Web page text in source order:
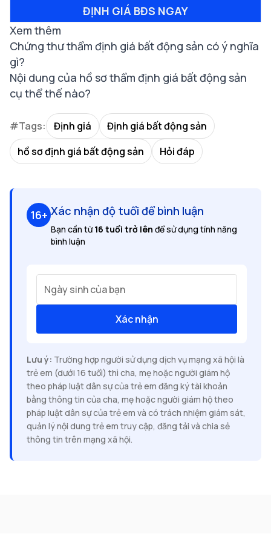
ĐỊNH GIÁ BĐS NGAY
Xem thêm
Chứng thư thẩm định giá bất động sản có ý nghĩa
gì?
Nội dung của hồ sơ thẩm định giá bất động sản
cụ thể thế nào?
#Tags: Định giá
Định giá bất động sản
hồ sơ định giá bất động sản
Hỏi đáp
16+ Xác nhận độ tuổi để bình luận
Bạn cần từ16 tuổi trở lên để sử dụng tính năng
bình luận
Ngày sinh của bạn
Xác nhận
Lưu ý: Trường hợp người sử dụng dịch vụ mạng xã hội là
trẻ em (dưới 16 tuổi) thì cha, mẹ hoặc người giám hộ
theo pháp luật dân sự của trẻ em đăng ký tài khoản
bằng thông tin của cha, mẹ hoặc người giám hộ theo
pháp luật dân sự của trẻ em và có trách nhiệm giám sát,
quản lý nội dung trẻ em truy cập, đăng tải và chia sẻ
thông tin trên mạng xã hội.